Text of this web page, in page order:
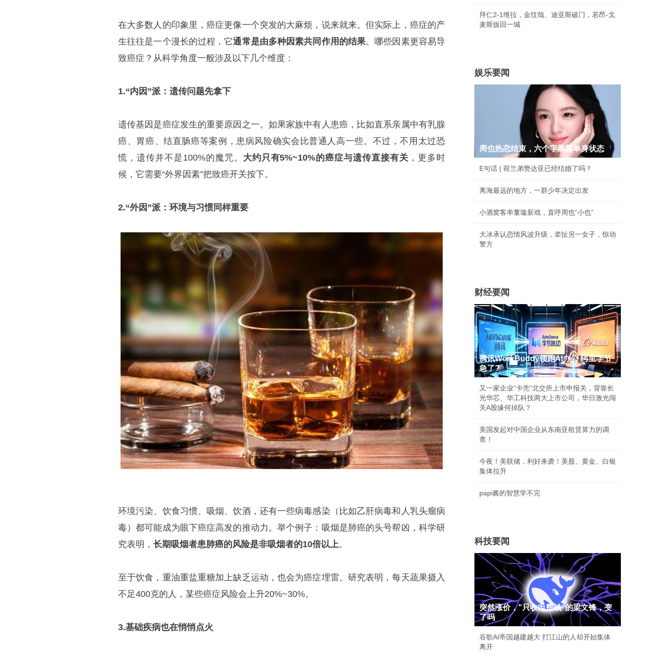
在大多数人的印象里，癌症更像一个突发的大麻烦，说来就来。但实际上，癌症的产
生往往是一个漫长的过程，它通常是由多种因素共同作用的结果。哪些因素更容易导
致癌症？从科学角度一般涉及以下几个维度：
1.“内因”派：遗传问题先拿下
遗传基因是癌症发生的重要原因之一。如果家族中有人患癌，比如直系亲属中有乳腺
癌、胃癌、结直肠癌等案例，患病风险确实会比普通人高一些。不过，不用太过恐
慌，遗传并不是100%的魔咒。 大约只有5%~10%的癌症与遗传直接有关 ，更多时
候，它需要“外界因素”把致癌开关按下。
2.“外因”派：环境与习惯同样重要
环境污染、饮食习惯、吸烟、饮酒，还有一些病毒感染（比如乙肝病毒和人乳头瘤病
毒）都可能成为眼下癌症高发的推动力。举个例子：吸烟是肺癌的头号帮凶，科学研
究表明， 长期吸烟者患肺癌的风险是非吸烟者的10倍以上。
至于饮食，重油重盐重糖加上缺乏运动，也会为癌症埋雷。研究表明，每天蔬果摄入
不足400克的人，某些癌症风险会上升20%~30%。
3.基础疾病也在悄悄点火
拜仁2-1维拉，金玟哉、迪亚斯破门，若昂-戈
麦斯扳回一城
娱乐要闻
周也热恋结束，六个字暴露单身状态
E句话 | 荷兰弟赞达亚已经结婚了吗？
离海最远的地方，一群少年决定出发
小酒窝客串董璇新戏，直呼周也“小也”
大冰承认恋情风波升级，牵扯另一女子，惊动
警方
财经要闻
腾讯WorkBuddy领跑AI办公 阿里字节
急了?
又一家企业“卡壳”北交所上市申报关，背靠长
光华芯、华工科技两大上市公司，华日激光闯
关A股缘何掉队？
美国发起对中国企业从东南亚租赁算力的调
查！
今夜！美联储，利好来袭！美股、黄金、白银
集体拉升
papi酱的智慧学不完
科技要闻
突然涨价，"只收电费钱"的梁文锋，变
了吗
谷歌AI帝国越建越大 打江山的人却开始集体
离开